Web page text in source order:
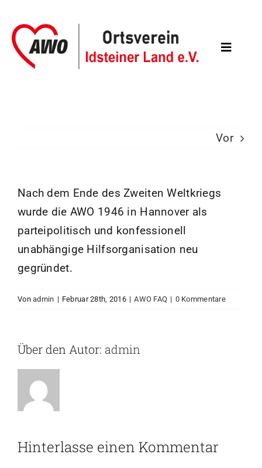
Inhalt
springen
Toggle
AKTUELLES
LINKS
EINRICHTUNGEN
Vor
Nach dem Ende des Zweiten Weltkriegs
wurde die AWO 1946 in Hannover als
parteipolitisch und konfessionell
unabhängige Hilfsorganisation neu
gegründet.
Vonadmin | Februar 28th, 2016 | AWO FAQ | 0 Kommentare
Über den Autor: admin
Hinterlasse einen Kommentar